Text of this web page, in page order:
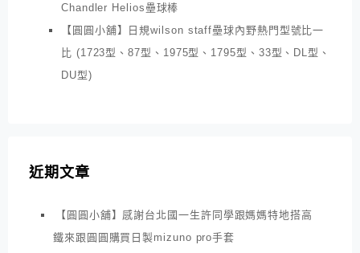
Chandler Helios壘球棒
【圓圓小舖】日規wilson staff壘球內野熱門型號比一
比 (1723型、87型、1975型、1795型、33型、DL型、
DU型)
近期文章
【圓圓小舖】感謝台北國一生許同學跟媽媽特地搭高
鐵來跟圓圓購買日製mizuno pro手套